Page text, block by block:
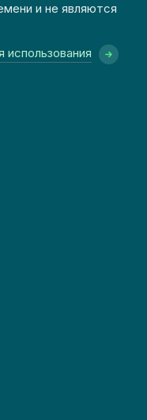
и не являются
использования